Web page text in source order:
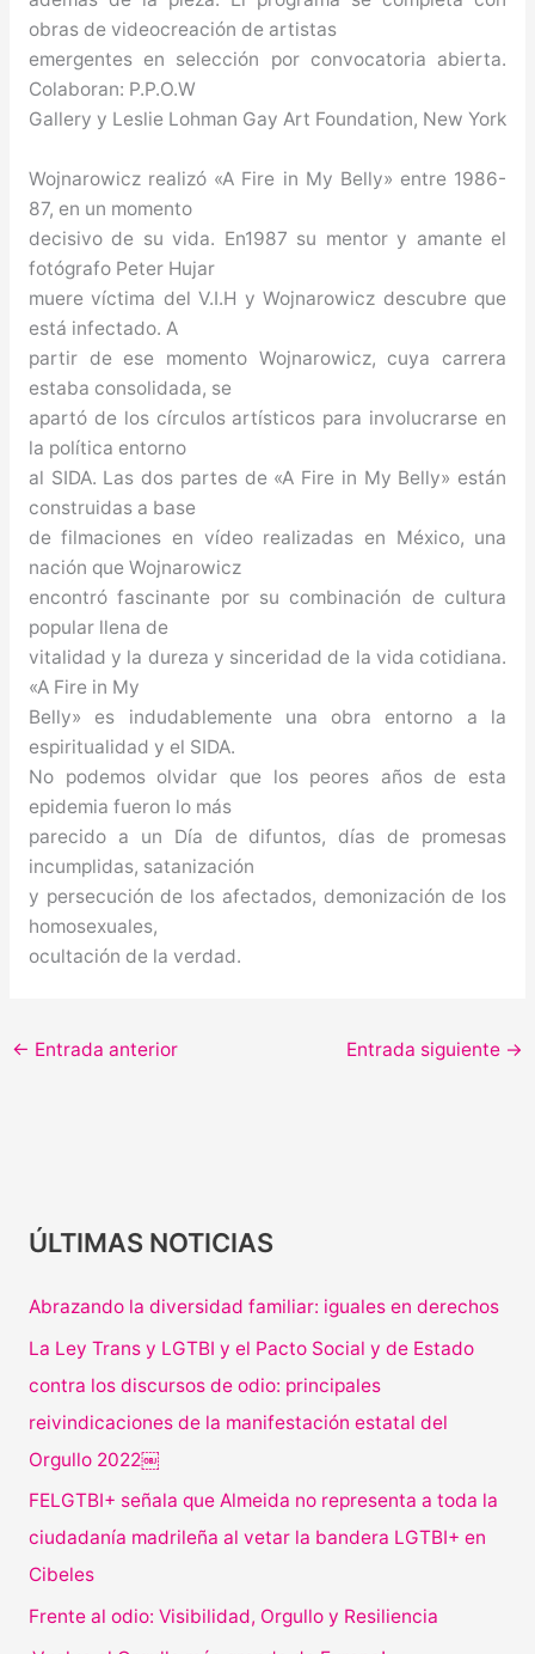
obras de videocreación de artistas
emergentes en selección por convocatoria abierta.
Colaboran: P.P.O.W
Gallery y Leslie Lohman Gay Art Foundation, New York
Wojnarowicz realizó «A Fire in My Belly» entre 1986-
87, en un momento
decisivo de su vida. En1987 su mentor y amante el
fotógrafo Peter Hujar
muere víctima del V.I.H y Wojnarowicz descubre que
está infectado. A
partir de ese momento Wojnarowicz, cuya carrera
estaba consolidada, se
apartó de los círculos artísticos para involucrarse en
la política entorno
al SIDA. Las dos partes de «A Fire in My Belly» están
construidas a base
de filmaciones en vídeo realizadas en México, una
nación que Wojnarowicz
encontró fascinante por su combinación de cultura
popular llena de
vitalidad y la dureza y sinceridad de la vida cotidiana.
«A Fire in My
Belly» es indudablemente una obra entorno a la
espiritualidad y el SIDA.
No podemos olvidar que los peores años de esta
epidemia fueron lo más
parecido a un Día de difuntos, días de promesas
incumplidas, satanización
y persecución de los afectados, demonización de los
homosexuales,
ocultación de la verdad.
← Entrada anterior Entrada siguiente →
ÚLTIMAS NOTICIAS
Abrazando la diversidad familiar: iguales en derechos
La Ley Trans y LGTBI y el Pacto Social y de Estado
contra los discursos de odio: principales
reivindicaciones de la manifestación estatal del
Orgullo 2022￼
FELGTBI+ señala que Almeida no representa a toda la
ciudadanía madrileña al vetar la bandera LGTBI+ en
Cibeles
Frente al odio: Visibilidad, Orgullo y Resiliencia